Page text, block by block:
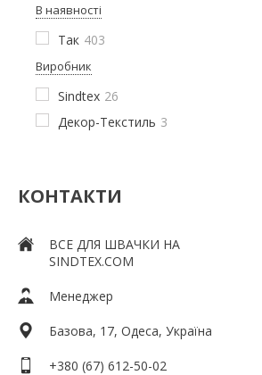
В наявності
Так 403
Виробник
Sindtex 26
Декор-Текстиль 3
КОНТАКТИ
ВСЕ ДЛЯ ШВАЧКИ НА
SINDTEX.COM
Менеджер
Базова, 17, Одеса, Україна
+380 (67) 612-50-02